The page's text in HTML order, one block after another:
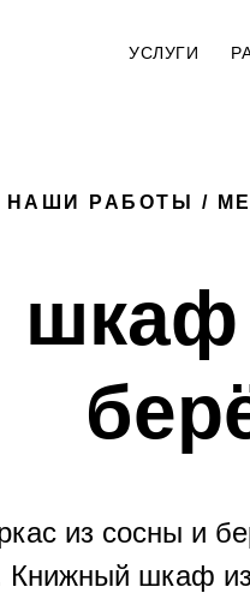
УСЛУГИ
НАШИ РАБОТЫ /
из сосны и
шкаф